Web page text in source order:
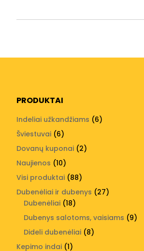
PRODUKTAI
Indeliai užkandžiams 66
Šviestuvai 66
produktai
Dovanų kuponai 22
Naujienos 1010
produktų
Visi produktai 8888
produktai
Dubenėliai ir dubenys 2727
Dubenėliai 1818
produktų
Dubenys salotoms, vaisiams 99
Dideli dubenėliai 88
Kepimo indai 11